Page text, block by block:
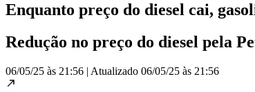
Enquanto preço do diesel cai,
Redução no preço do diesel pela
06/05/25 às 21:56 | Atualizado 06/05/25 às 21:56